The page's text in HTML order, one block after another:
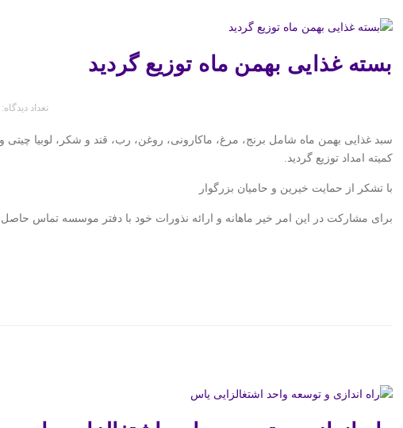
بسته غذایی بهمن ماه توزیع گردید
تعداد دیدگاه:
سبد غذایی بهمن ماه شامل برنج، مرغ، ماکارونی، روغن، رب، قند و شکر، لوبیا
کمیته امداد توزیع گردید.
با تشکر از حمایت خیرین و حامیان بزرگوار
برای مشارکت در این امر خیر ماهانه و ارائه نذورات خود با دفتر موسسه تماس حاصل